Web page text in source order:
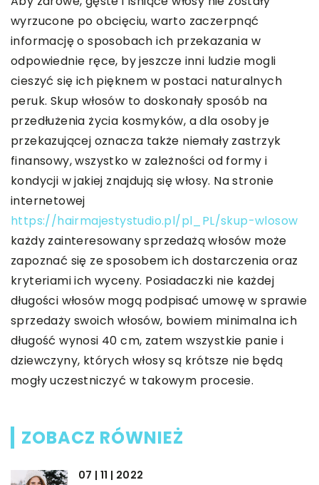
wyrzucone po obcięciu, warto zaczerpnąć
informację o sposobach ich przekazania w
odpowiednie ręce, by jeszcze inni ludzie mogli
cieszyć się ich pięknem w postaci naturalnych
peruk. Skup włosów to doskonały sposób na
przedłużenia życia kosmyków, a dla osoby je
przekazującej oznacza także niemały zastrzyk
finansowy, wszystko w zależności od formy i
kondycji w jakiej znajdują się włosy. Na stronie
internetowej
https://hairmajestystudio.pl/pl_PL/skup-wlosow
każdy zainteresowany sprzedażą włosów może
zapoznać się ze sposobem ich dostarczenia oraz
kryteriami ich wyceny. Posiadaczki nie każdej
długości włosów mogą podpisać umowę w sprawie
sprzedaży swoich włosów, bowiem minimalna ich
długość wynosi 40 cm, zatem wszystkie panie i
dziewczyny, których włosy są krótsze nie będą
mogły uczestniczyć w takowym procesie.
ZOBACZ RÓWNIEŻ
07 | 11 | 2022